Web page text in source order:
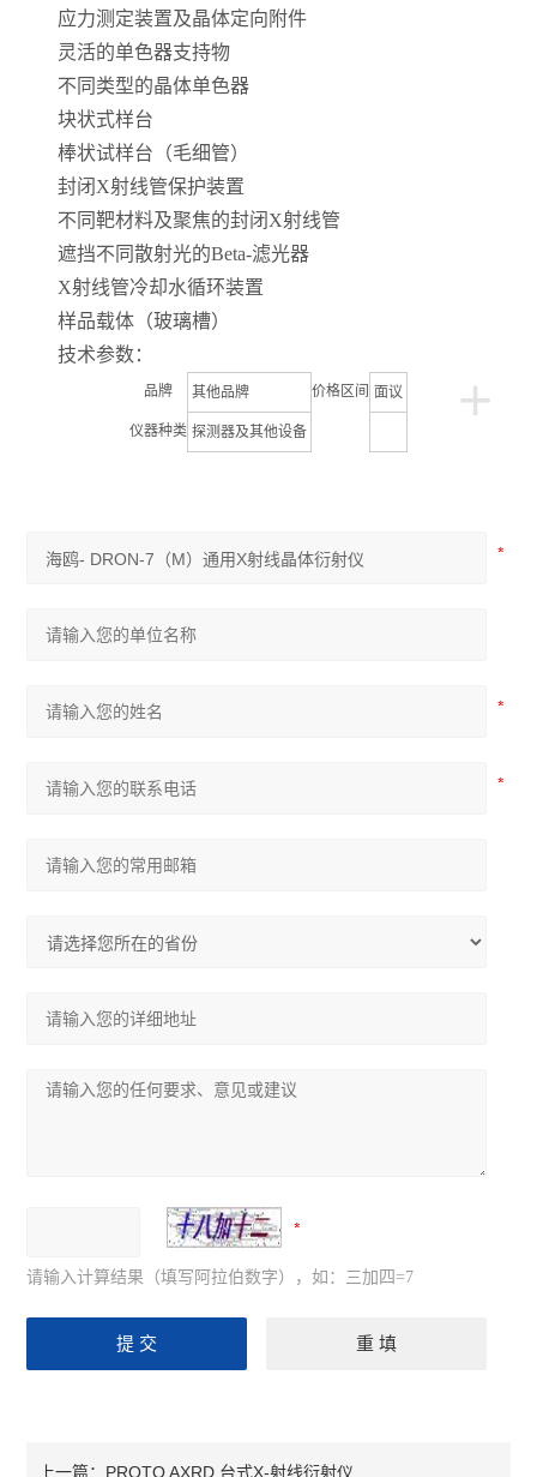
应力测定装置及晶体定向附件
灵活的单色器支持物
不同类型的晶体单色器
块状式样台
棒状试样台（毛细管）
封闭X射线管保护装置
不同靶材料及聚焦的封闭X射线管
遮挡不同散射光的Beta-滤光器
X射线管冷却水循环装置
样品载体（玻璃槽）
技术参数：
+
品牌 其他品牌 价格区间 面议
仪器种类 探测器及其他设备
请输入计算结果（填写阿拉伯数字），如：三加四=7
上一篇： PROTO AXRD 台式X-射线衍射仪